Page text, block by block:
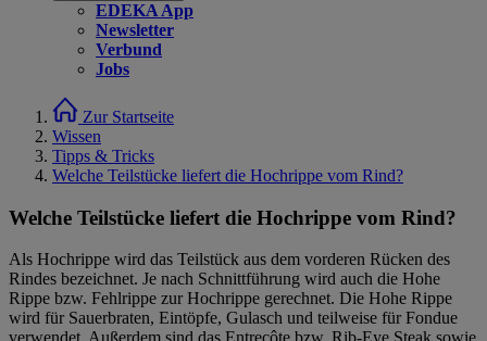
EDEKA App
Newsletter
Verbund
Jobs
Zur Startseite
Wissen
Tipps & Tricks
Welche Teilstücke liefert die Hochrippe vom Rind?
Welche Teilstücke liefert die Hochrippe vom Rind?
Als Hochrippe wird das Teilstück aus dem vorderen Rücken des
Rindes bezeichnet. Je nach Schnittführung wird auch die Hohe
Rippe bzw. Fehlrippe zur Hochrippe gerechnet. Die Hohe Rippe
wird für Sauerbraten, Eintöpfe, Gulasch und teilweise für Fondue